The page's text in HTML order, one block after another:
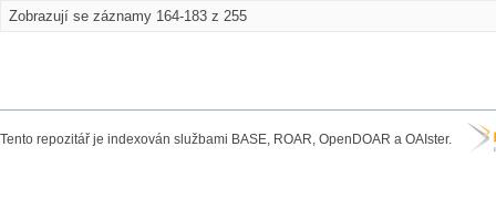
Zobrazují se záznamy 164-183 z 255
Tento repozitář je indexován službami BASE, ROAR, OpenDOAR a OAIster.